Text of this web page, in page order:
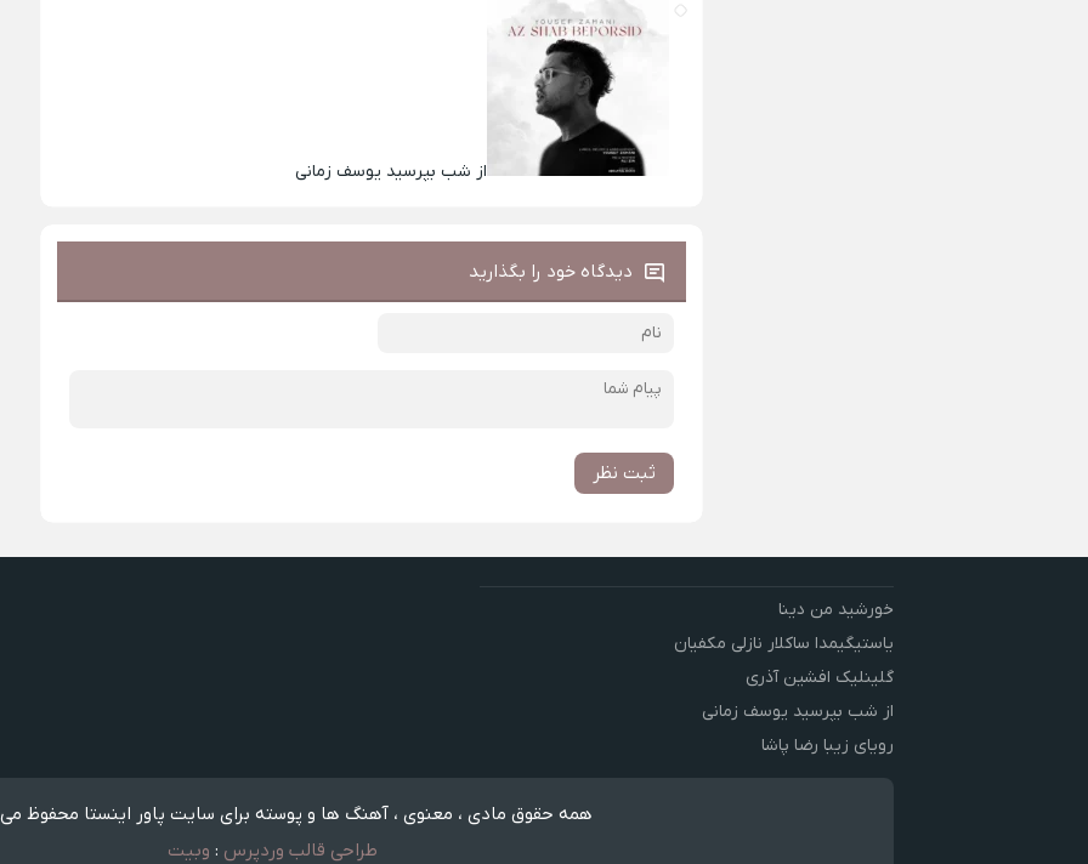
از شب بپرسید یوسف زمانی
دیدگاه خود را بگذارید
ثبت نظر
خورشید من دینا
یاستیگیمدا ساکلار نازلی مکفیان
گلینلیک افشین آذری
از شب بپرسید یوسف زمانی
رویای زیبا رضا پاشا
همه حقوق مادی ، معنوی ، آهنگ ها و پوسته برای سایت پاور اینستا محفوظ
طراحی قالب وردپرس : وبیت